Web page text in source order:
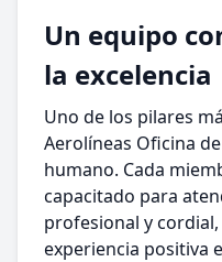
Un equipo
la excelencia
Uno de los pilares
Aerolíneas Oficina
humano. Cada
capacitado para
profesional y
experiencia positiva